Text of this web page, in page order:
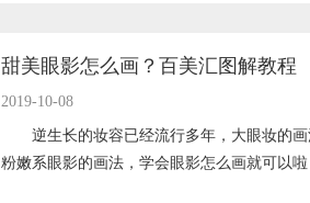
甜美眼影怎么画？百美汇图解教程
2019-10-08
逆生长的妆容已经流行多年，大眼妆的画
粉嫩系眼影的画法，学会眼影怎么画就可以